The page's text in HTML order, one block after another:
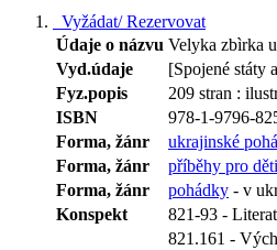
Vyžádat/ Rezervovat
Údaje o názvu Velyka zbìrka
Vyd.údaje
[Spojené státy
Fyz.popis
209 stran :
ISBN
978-1-9796-
Forma, žánr
ukrajinské
Forma, žánr
příběhy pro děti
Forma, žánr
pohádky - v
Konspekt
821-93 -
821.161 -